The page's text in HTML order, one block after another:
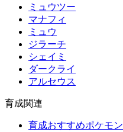
ミュウツー
マナフィ
ミュウ
ジラーチ
シェイミ
ダークライ
アルセウス
育成関連
育成おすすめポケモン